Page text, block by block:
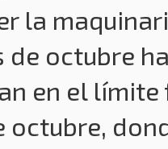
la
de octubre
en el
octubre,